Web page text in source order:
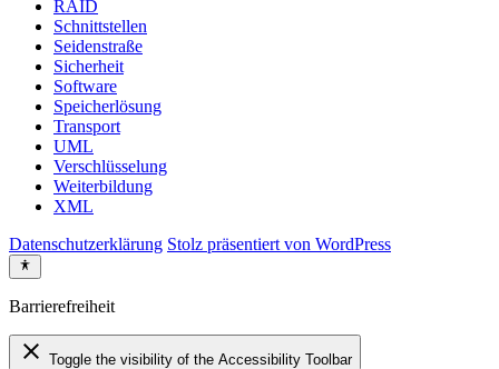
RAID
Schnittstellen
Seidenstraße
Sicherheit
Software
Speicherlösung
Transport
UML
Verschlüsselung
Weiterbildung
XML
Datenschutzerklärung Stolz präsentiert von WordPress
Barrierefreiheit
close Toggle the visibility of the Accessibility Toolbar